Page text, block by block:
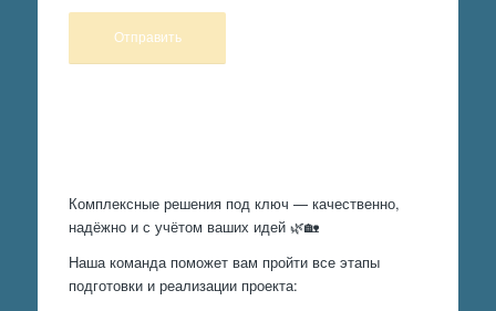
Комплексные решения под ключ — качественно,
надёжно и с учётом ваших идей 🌿🏡
Наша команда поможет вам пройти все этапы
подготовки и реализации проекта: